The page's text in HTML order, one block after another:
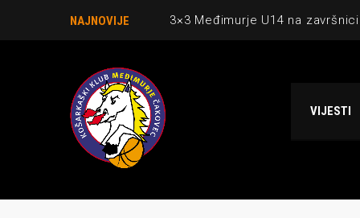
NAJNOVIJE 3×3 Međimurje U14 na
Međimurje u revijalnoj utakmici
VIJESTI